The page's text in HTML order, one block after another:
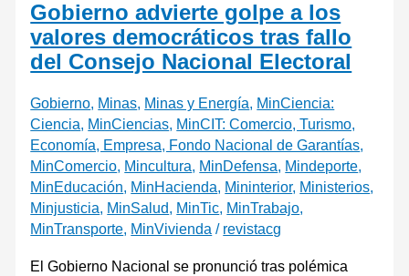
Gobierno advierte golpe a los
valores democráticos tras fallo
del Consejo Nacional Electoral
Gobierno, Minas, Minas y Energía, MinCiencia:
Ciencia, MinCiencias, MinCIT: Comercio, Turismo,
Economía, Empresa, Fondo Nacional de Garantías,
MinComercio, Mincultura, MinDefensa, Mindeporte,
MinEducación, MinHacienda, Mininterior, Ministerios,
Minjusticia, MinSalud, MinTic, MinTrabajo,
MinTransporte, MinVivienda / revistacg
El Gobierno Nacional se pronunció tras polémica